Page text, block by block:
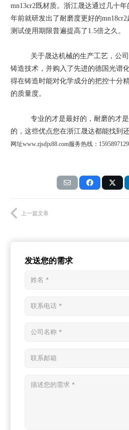
mn13cr2 既材质。浙江晟达通过几十
年前就研发出了耐磨度更好的mn18cr2
测试使用期限普遍提高了 1.5倍之久。
关于晟达机械的生产工艺，公
铸造技术，并购入了先进的德国光谱
得在铸造时能对化学成分的把控十分
的质量度。
专业的才是最好的，耐磨的才
的，这些优点您在浙江晟达都能找到
网址www.zjsdjx88.com服务热线：
上一篇文章
发送您的需求